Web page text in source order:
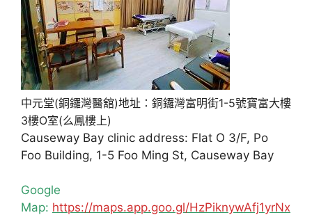
中元堂(銅鑼灣醫舘)地址：銅鑼灣富明街1-5號寶富大樓
3樓O室(么鳳樓上)
Causeway Bay clinic address: Flat O 3/F, Po
Foo Building, 1-5 Foo Ming St, Causeway Bay
Google
Map: https://maps.app.goo.gl/HzPiknywAfj1yrNx